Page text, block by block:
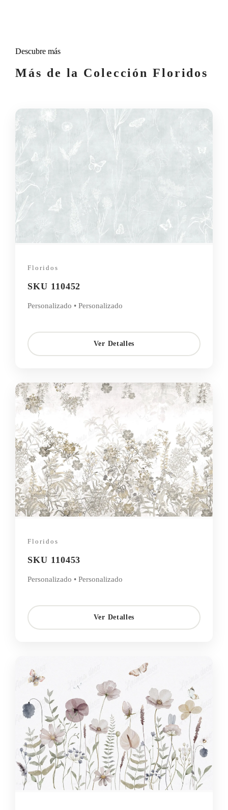
Descubre más
Más de la Colección Floridos
Floridos
SKU 110452
Personalizado • Personalizado
Ver Detalles
Floridos
SKU 110453
Personalizado • Personalizado
Ver Detalles